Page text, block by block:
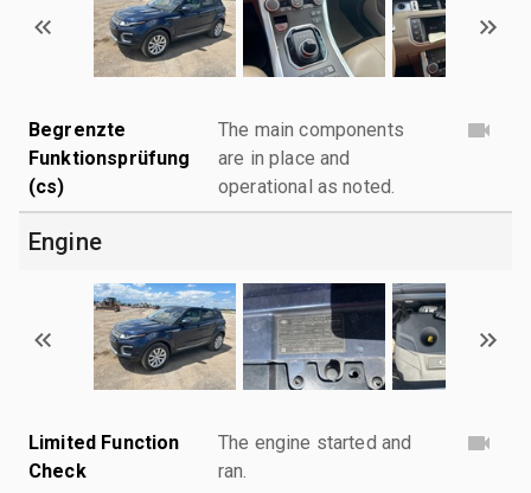
Begrenzte
Funktionsprüfung
(cs)
The main components
are in place and
operational as noted.
Engine
Limited Function
Check
The engine started and
ran.